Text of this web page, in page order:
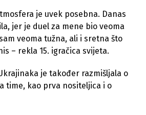
je uvek posebna. Danas
jer je duel za mene bio veoma
veoma tužna, ali i sretna što
– rekla 15. igračica svijeta.
je također razmišljala o
time, kao prva nositeljica i o